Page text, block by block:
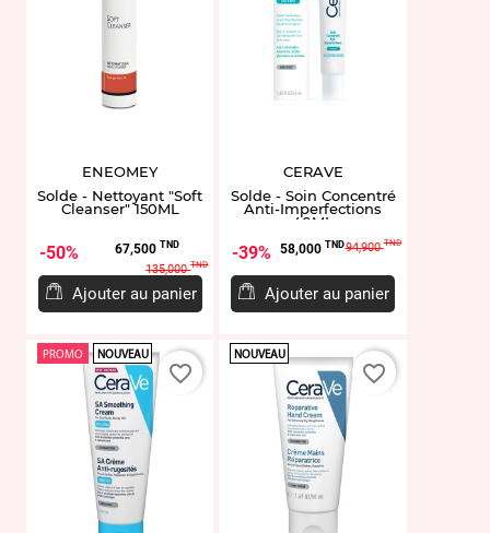
ENEOMEY
Solde - Nettoyant "Soft
Cleanser" 150ML
50% Prix
67,500 TNDPrix
de
base
135,000TND
Ajouter au panier
CERAVE
Solde - Soin Concentré
Anti-Imperfections
40ML
39% Prix
58,000 TNDPrix
base
94,900TND
Ajouter au panier
PROMO NOUVEAU
favorite_border
NOUVEAU
favorite_border